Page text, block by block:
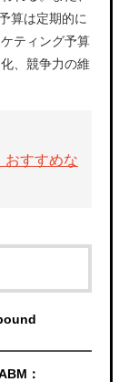
算は定期的に
ティング予算
、競争力の維
おすすめな
：